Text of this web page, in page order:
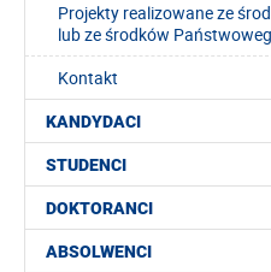
Projekty realizowane ze
lub ze środków
Kontakt
KANDYDACI
STUDENCI
DOKTORANCI
ABSOLWENCI